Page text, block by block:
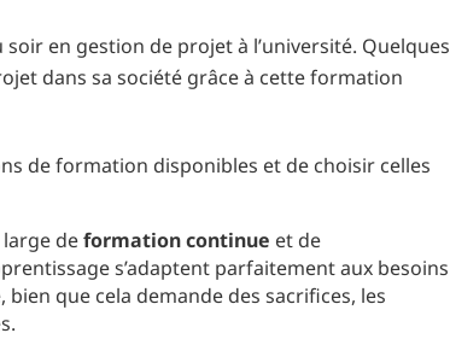
en gestion de projet à l’université. Quelques
dans sa société grâce à cette formation
de formation disponibles et de choisir celles
large deformation continue et de
s’adaptent parfaitement aux besoins
que cela demande des sacrifices, les